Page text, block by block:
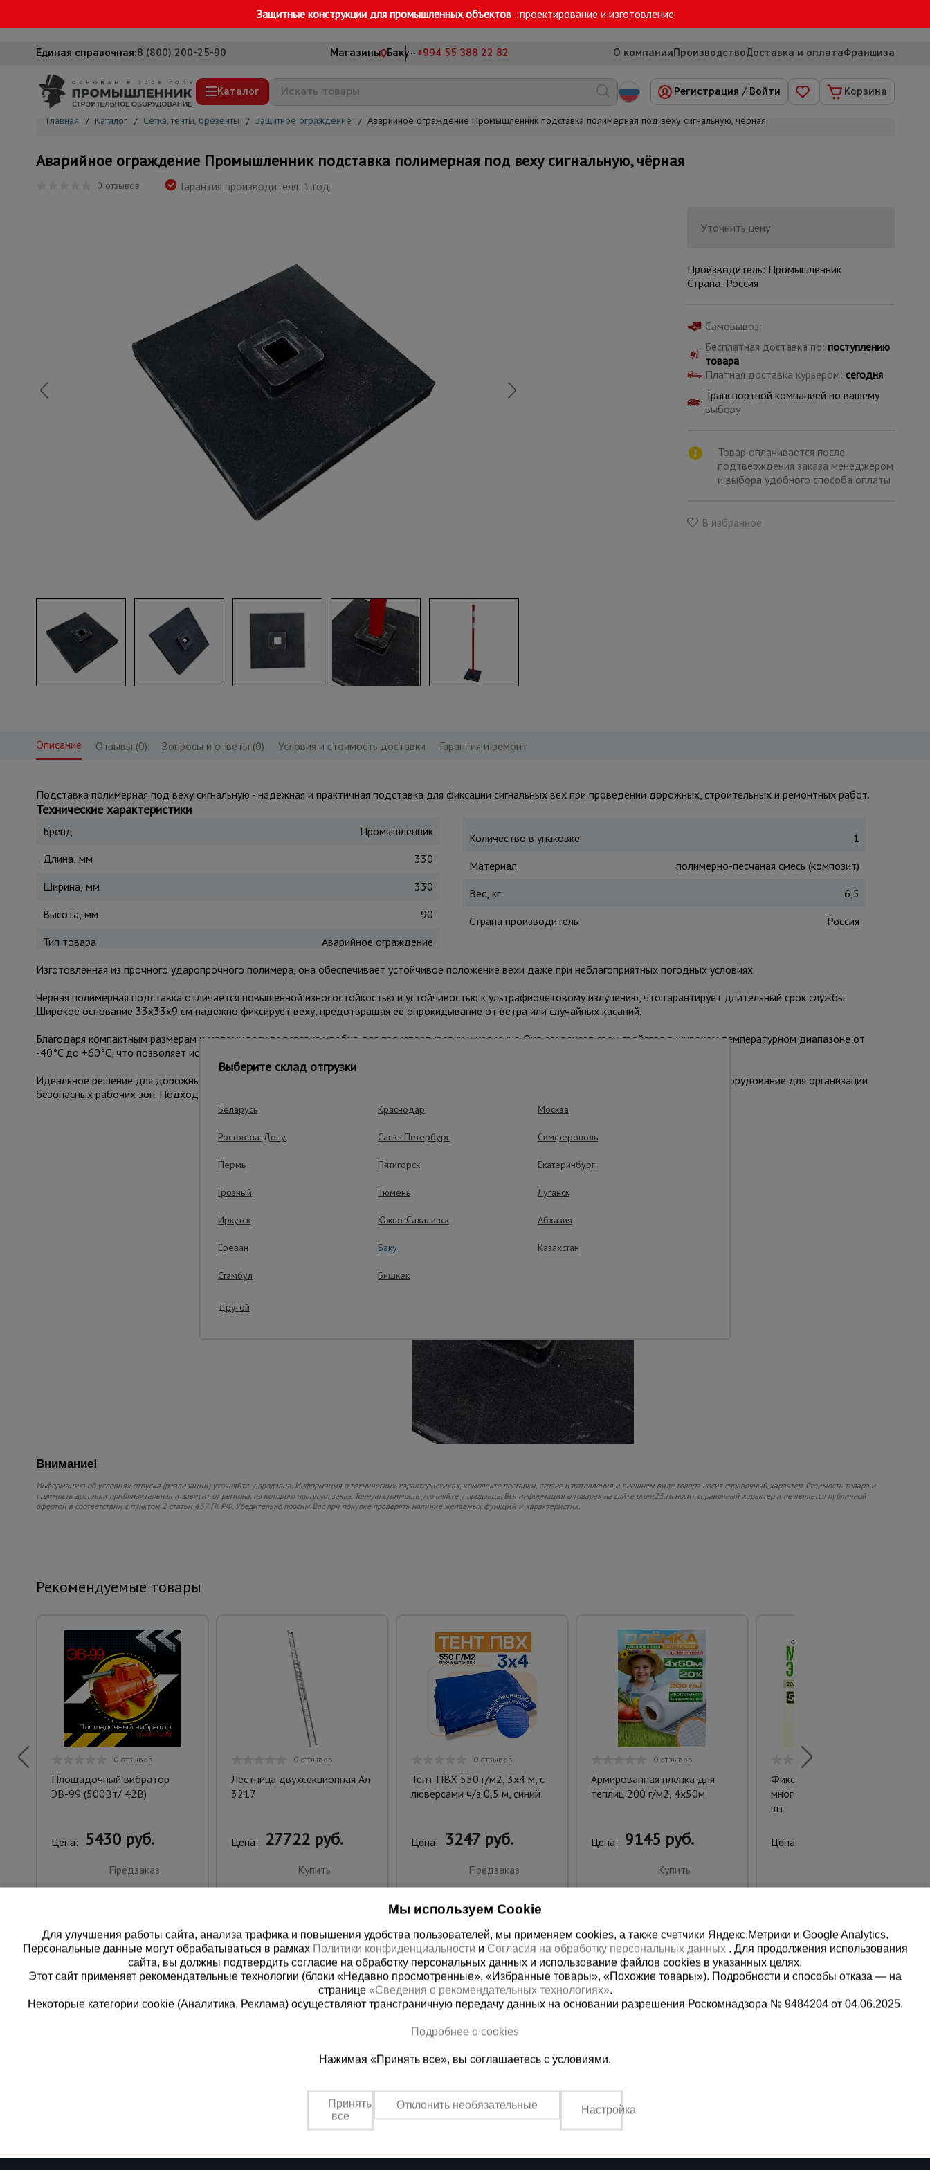
Защитные конструкции для промышленных объектов : проектирование и изготовление
Единая справочная:8 (800) 200-25-90 Магазины Баку +994 55 388 22 82 О компанииПроизводствоДоставка и оплатаФраншиза
Каталог
Вышки-туры
Подмости строительные
Мусоропровод строительный
Фанера ламинированная
Опалубка
Вибротехника для строительства
Оборудование для работы с арматурой
Оборудование для бетонных работ
Техника для склада
Тачки строительные и садовые
Лестницы и стремянки
Штукатурные комплекты
Регистрация / Войти Корзина
Главная / Каталог / Сетка, тенты, брезенты / Защитное ограждение / Аварийное ограждение Промышленник подставка полимерная под веху сигнальную, чёрная
Аварийное ограждение Промышленник подставка полимерная под веху сигнальную, чёрная
0 отзывов Гарантия производителя: 1 год
Уточнить цену
Производитель: Промышленник
Страна: Россия
Самовывоз:
Бесплатная доставка по: поступлению
товара
Платная доставка курьером: сегодня
Транспортной компанией по вашему
выбору
Товар оплачивается после
подтверждения заказа менеджером
и выбора удобного способа оплаты
В избранное
Описание Отзывы (0) Вопросы и ответы (0) Условия и стоимость доставки Гарантия и ремонт
Подставка полимерная под веху сигнальную - надежная и практичная подставка для фиксации сигнальных вех при проведении дорожных, строительных и ремонтных работ.
Технические характеристики
Бренд
Промышленник
Длина, мм
330
Ширина, мм
330
Высота, мм
90
Тип товара
Аварийное ограждение
Количество в упаковке
1
Материал
полимерно-песчаная смесь (композит)
Вес, кг
6,5
Страна производитель
Россия
Изготовленная из прочного ударопрочного полимера, она обеспечивает устойчивое положение вехи даже при неблагоприятных погодных условиях.
Черная полимерная подставка отличается повышенной износостойкостью и устойчивостью к ультрафиолетовому излучению, что гарантирует длительный срок службы.
Широкое основание 33x33x9 см надежно фиксирует веху, предотвращая ее опрокидывание от ветра или случайных касаний.
Благодаря компактным размерам и малому весу подставка удобна для транспортировки и хранения. Она сохраняет свои свойства в широком температурном диапазоне от
-40°C до +60°C, что позволяет использовать ее в любых климатических условиях.
Идеальное решение для дорожных служб, строительных бригад и коммунальных предприятий, которым требуется надежное и долговечное оборудование для организации
безопасных рабочих зон. Подходит для стандартных сигнальных вех диаметром до 30 мм.
Внимание!
Информацию об условиях отпуска (реализации) уточняйте у продавца. Информация о технических характеристиках, комплекте поставки, стране изготовления и внешнем виде товара носит справочный характер. Стоимость товара и
стоимость доставки приблизительная и зависит от региона, из которого поступил заказ. Точную стоимость уточняйте у продавца. Вся информация о товарах на сайте prom23.ru носит справочный характер и не является публичной
офертой в соответствии с пунктом 2 статьи 437 ГК РФ. Убедительно просим Вас при покупке проверять наличие желаемых функций и характеристик.
Рекомендуемые товары
0 отзывов
Площадочный вибратор
ЭВ-99 (500Вт/ 42В)
Цена: 5430 руб.
Предзаказ
0 отзывов
Лестница двухсекционная Ал
3217
Цена: 27722 руб.
Купить
0 отзывов
Тент ПВХ 550 г/м2, 3х4 м, с
люверсами ч/з 0,5 м, синий
Цена: 3247 руб.
Предзаказ
0 отзывов
Армированная пленка для
теплиц 200 г/м2, 4х50м
Цена: 9145 руб.
Купить
Фиксатор стойка
многоэтажная упаковка 500
шт.
Цена:
8 (800) 200-25-90
бесплатно по России
+994 55 388 22 82
Пн.-Пт. 9:00 - 18:00 Сб. 10:00-14:00 Вс. выходной
Выберите склад отгрузки
Беларусь Краснодар Москва
Ростов-на-Дону Санкт-Петербург Симферополь
Пермь Пятигорск Екатеринбург
Грозный Тюмень Луганск
Иркутск Южно-Сахалинск Абхазия
Ереван Баку Казахстан
Стамбул Бишкек
Другой
Мы используем Cookie
Для улучшения работы сайта, анализа трафика и повышения удобства пользователей, мы применяем cookies, а также счетчики Яндекс.Метрики и Google Analytics.
Персональные данные могут обрабатываться в рамках Политики конфиденциальности и Согласия на обработку персональных данных . Для продолжения использования
сайта, вы должны подтвердить согласие на обработку персональных данных и использование файлов cookies в указанных целях.
Этот сайт применяет рекомендательные технологии (блоки «Недавно просмотренные», «Избранные товары», «Похожие товары»). Подробности и способы отказа — на
странице «Сведения о рекомендательных технологиях».
Некоторые категории cookie (Аналитика, Реклама) осуществляют трансграничную передачу данных на основании разрешения Роскомнадзора № 9484204 от 04.06.2025.
Подробнее о cookies
Нажимая «Принять все», вы соглашаетесь с условиями.
Принять
все
Отклонить необязательные Настройка